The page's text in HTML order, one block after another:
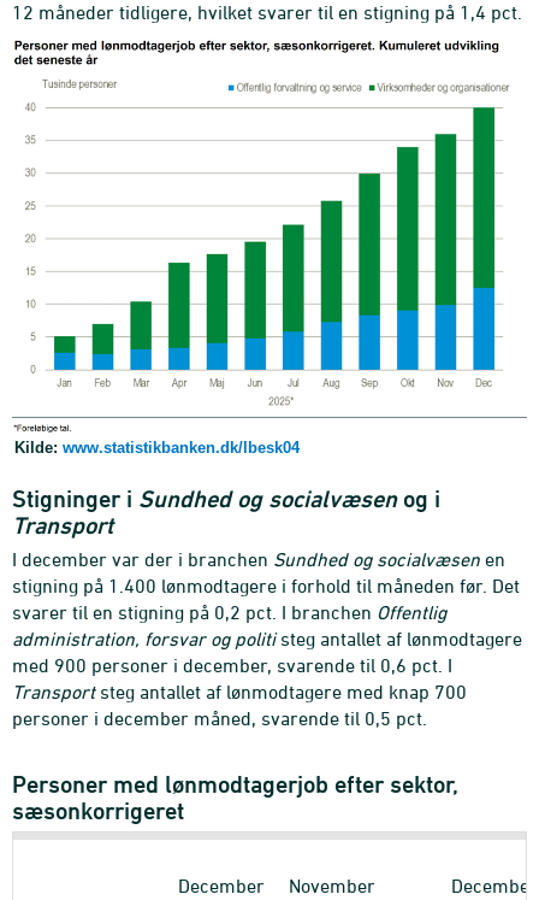
12 måneder tidligere, hvilket svarer til en stigning på 1,4 pct.
Kilde: www.statistikbanken.dk/lbesk04
Stigninger i Sundhed og socialvæsenog i
Transport
I december var der i branchen Sundhed og socialvæsen en
stigning på 1.400 lønmodtagere i forhold til måneden før. Det
svarer til en stigning på 0,2 pct. I branchen Offentlig
administration, forsvar og politisteg antallet af lønmodtagere
med 900 personer i december, svarende til 0,6 pct. I
Transportsteg antallet af lønmodtagere med knap 700
personer i december måned, svarende til 0,5 pct.
Personer med lønmodtagerjob efter sektor,
sæsonkorrigeret
December
November